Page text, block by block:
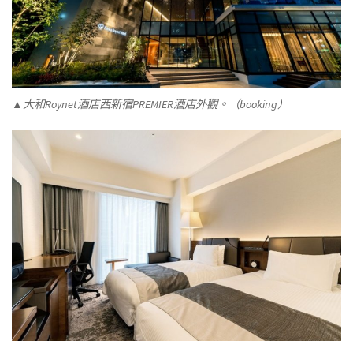
▲大和Roynet酒店西新宿PREMIER酒店外觀。（booking）